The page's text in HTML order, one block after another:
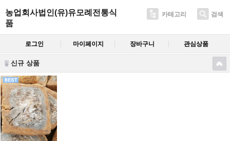
농업회사법인(유)유모례전통식
품
카테고리 검색
로그인 마이페이지 장바구니 관심상품
신규 상품